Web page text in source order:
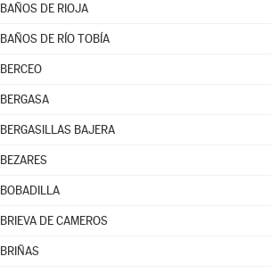
BAÑOS DE RIOJA
BAÑOS DE RÍO TOBÍA
BERCEO
BERGASA
BERGASILLAS BAJERA
BEZARES
BOBADILLA
BRIEVA DE CAMEROS
BRIÑAS